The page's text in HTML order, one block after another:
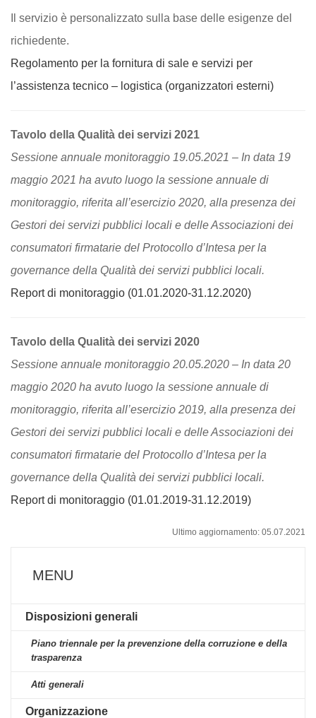
Il servizio è personalizzato sulla base delle esigenze del
richiedente.
Regolamento per la fornitura di sale e servizi per
l’assistenza tecnico – logistica (organizzatori esterni)
Tavolo della Qualità dei servizi 2021
Sessione annuale monitoraggio 19.05.2021 – In data 19
maggio 2021 ha avuto luogo la sessione annuale di
monitoraggio, riferita all’esercizio 2020, alla presenza dei
Gestori dei servizi pubblici locali e delle Associazioni dei
consumatori firmatarie del Protocollo d’Intesa per la
governance della Qualità dei servizi pubblici locali.
Report di monitoraggio (01.01.2020-31.12.2020)
Tavolo della Qualità dei servizi 2020
Sessione annuale monitoraggio 20.05.2020 – In data 20
maggio 2020 ha avuto luogo la sessione annuale di
monitoraggio, riferita all’esercizio 2019, alla presenza dei
Gestori dei servizi pubblici locali e delle Associazioni dei
consumatori firmatarie del Protocollo d’Intesa per la
governance della Qualità dei servizi pubblici locali.
Report di monitoraggio (01.01.2019-31.12.2019)
Ultimo aggiornamento: 05.07.2021
MENU
Disposizioni generali
Piano triennale per la prevenzione della corruzione e della
trasparenza
Atti generali
Organizzazione